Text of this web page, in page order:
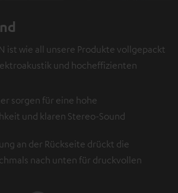
ist wie all unsere Produkte vollgepackt
und hocheffizienten
sorgen für eine hohe
und klaren Stereo-Sound
an der Rückseite drückt die
nach unten für druckvollen